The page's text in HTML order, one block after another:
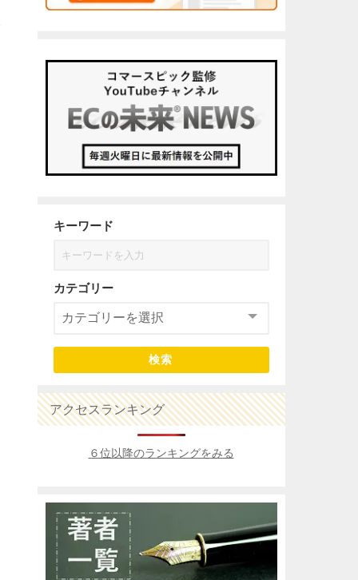
キーワード
カテゴリー
検索
アクセスランキング
６位以降のランキングをみる